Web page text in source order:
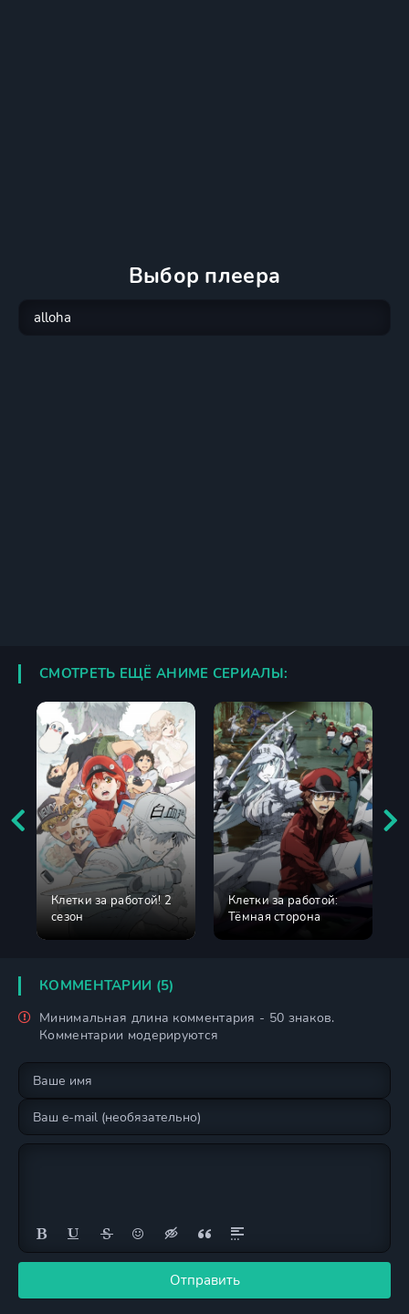
Выбор плеера
СМОТРЕТЬ ЕЩЁ АНИМЕ СЕРИАЛЫ:
Клетки за работой! 2
сезон
Клетки за работой:
Тёмная сторона
КОММЕНТАРИИ (5)
Минимальная длина комментария - 50 знаков.
Комментарии модерируются
Отправить